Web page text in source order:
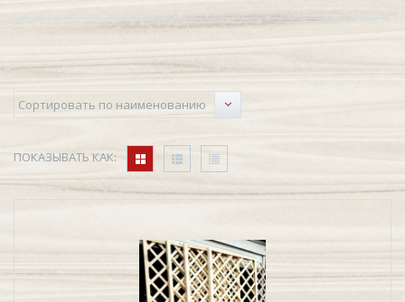
ПОКАЗЫВАТЬ КАК: